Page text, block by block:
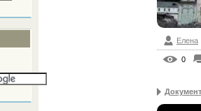
Елена
0